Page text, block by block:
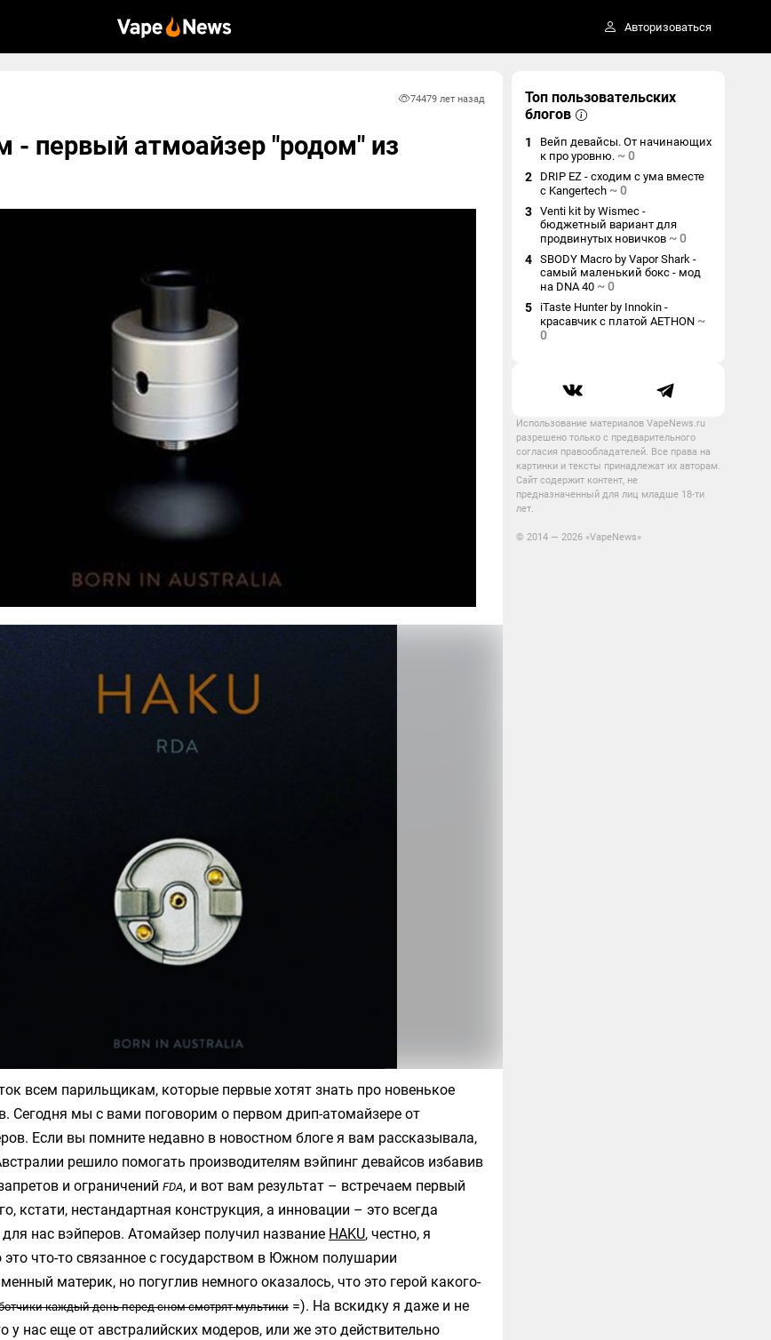
Авторизоваться
74479 лет назад
- первый атмоайзер "родом" из
всем парильщикам, которые первые хотят знать про новенькое
Сегодня мы с вами поговорим о первом дрип-атомайзере от
Если вы помните недавно в новостном блоге я вам рассказывала,
решило помогать производителям вэйпинг девайсов избавив
и ограничений FDA, и вот вам результат – встречаем первый
кстати, нестандартная конструкция, а инновации – это всегда
для нас вэйперов. Атомайзер получил название HAKU, честно, я
это что-то связанное с государством в Южном полушарии
материк, но погуглив немного оказалось, что это герой какого-
каждый день перед сном смотрят мультики =). На вскидку я даже и не
нас еще от австралийских модеров, или же это действительно
Топ пользовательских
блогов
1
Вейп девайсы. От начинающих
к про уровню. ~0
2
DRIP EZ - сходим с ума вместе
с Kangertech ~0
3 Venti kit by Wismec -
бюджетный вариант для
продвинутых новичков ~0
4 SBODY Macro by Vapor Shark -
самый маленький бокс - мод
на DNA 40 ~0
5
iTaste Hunter by Innokin -
красавчик с платой AETHON ~
0
Использование материалов VapeNews.ru
разрешено только с предварительного
согласия правообладателей. Все права на
картинки и тексты принадлежат их авторам.
Сайт содержит контент, не
предназначенный для лиц младше 18-ти
лет.
© 2014 — 2026 «VapeNews»